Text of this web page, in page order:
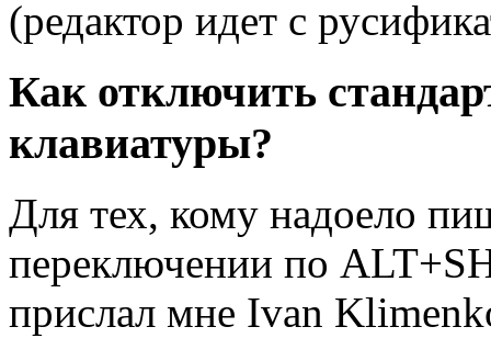
(редактор идет с
Как отключить
клавиатуры?
Для тех, кому надоело
переключении по
прислал мне Ivan